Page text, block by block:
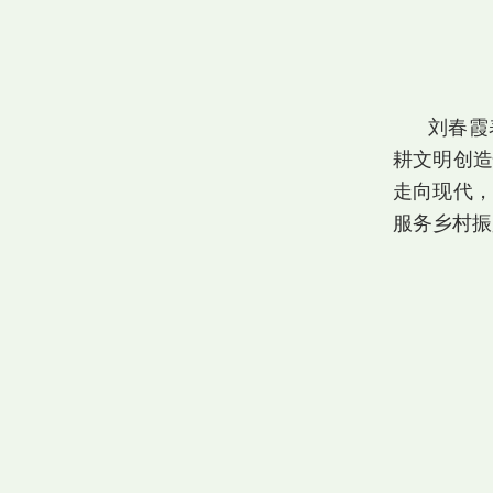
刘春
耕文明创
走向现代
服务乡村